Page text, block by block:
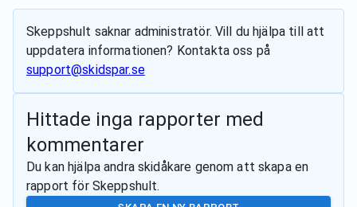
Skeppshult saknar administratör. Vill du hjälpa till att
uppdatera informationen? Kontakta oss på
support@skidspar.se
Hittade inga rapporter med
kommentarer
Du kan hjälpa andra skidåkare genom att skapa en
rapport för Skeppshult.